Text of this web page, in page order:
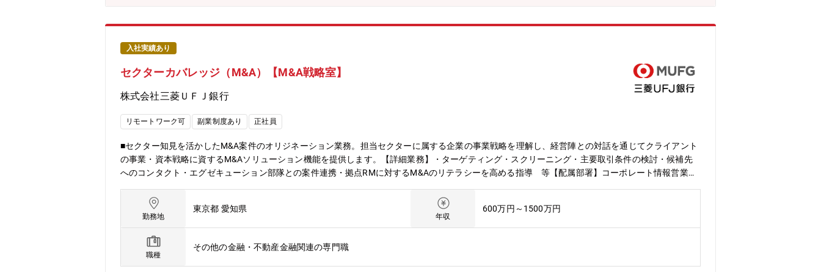
にFA業務を執行、クロスボーダーを含む中小型案件は三菱UFJ銀行の財務開発室が主にFA業務を執行します。■M&A戦略室のM&Aオリジネーション担
す。M&A領域で専門性を磨きプロフェッショナルとなることをご希望の場合、三菱UFJ銀行内のエグゼキューション部隊や三菱UFJモルガン・スタン
レー証券のエグゼキューション部隊、カバレッジ部隊等、IBDとしてのキャリアもございます。また、M&A領域以外でキャリアを形成したい方は営業
本部へのキャリアもございます。
入社実績あり
セクターカバレッジ（M&A）【M&A戦略室】
株式会社三菱ＵＦＪ銀行
リモートワーク可 副業制度あり 正社員
■セクター知見を活かしたM&A案件のオリジネーション業務。担当セクターに属する企業の事業戦略を理解し、経営陣との対話を通じてクライアント
の事業・資本戦略に資するM&Aソリューション機能を提供します。【詳細業務】・ターゲティング・スクリーニング・主要取引条件の検討・候補先
へのコンタクト・エグゼキューション部隊との案件連携・拠点RMに対するM&Aのリテラシーを高める指導 等【配属部署】コーポレート情報営業
ポレート情報営業部の子部署として立ち上がった部署です。【M&A戦略室の役割】・営業拠点と連携し、経営戦略・事業戦略の実現に向けたオリジ
ネーションを提供しております。・M&Aオリジネーション専門組織として営業拠点とMUFG各組織の中核を担い、MUFG内のM&A/セクター知見を活
用してお客様のニーズに機動的に対応して対応しております。・圧倒的な実績をほこるMUFGのエグゼキューション組織（三菱UFJモルガン・スタン
レー証券や財務開発室）と密接に連携し、M&A初期段階から一気通貫してサポートしております。【魅力ポイント】■MUFGの有する顧客ネットワー
クを最大限活用し、経営トップとのダイレクトなコンタクトが可能です。■業界環境変化の最先端に身を置くことで、業界再編等のダイナミックな動
きを肌で感じることができます。■事業会社、コンサルティングファーム、PEファンド、投資銀行等、各業界のご経験及び知見を活かせる幅広い活躍
勤務地
東京都 愛知県
年収
600万円～1500万円
職種
その他の金融・不動産金融関連の専門職